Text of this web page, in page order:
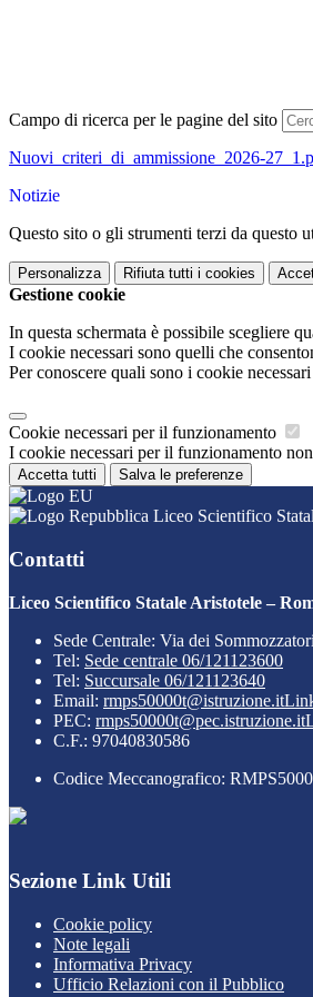
Campo di ricerca per le pagine del sito
Nuovi_criteri_di_ammissione_2026-
Notizie
Questo sito o gli strumenti terzi da questo
Personalizza Rifiuta tutti i cookies
Gestione cookie
In questa schermata è possibile scegliere
I cookie necessari sono quelli che
Per conoscere quali sono i cookie
Cookie necessari per il funzionamento
I cookie necessari per il funzionamento
Accetta tutti Salva le preferenze
Liceo Scientifico
Contatti
Liceo Scientifico Statale Aristotele –
Sede Centrale: Via dei
Tel: Sede centrale 06/121123600
Tel: Succursale 06/121123640
Email: rmps50000t@istruzione.it
PEC: rmps50000t@pec.istruzione.it
C.F.: 97040830586
Codice Meccanografico:
Sezione Link Utili
Cookie policy
Note legali
Informativa Privacy
Ufficio Relazioni con il Pubblico